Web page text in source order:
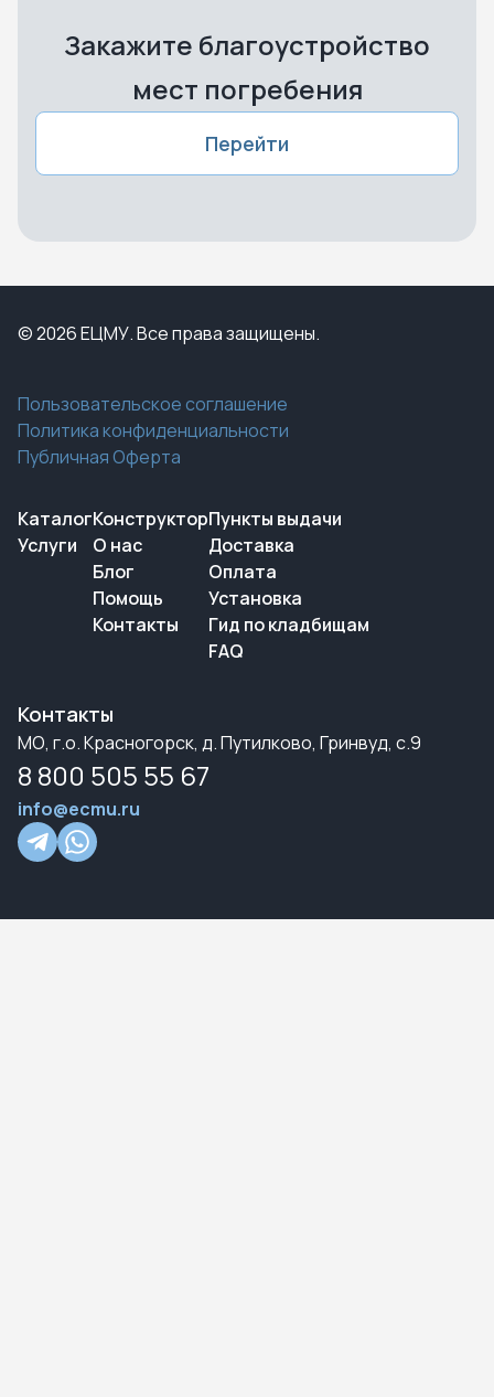
Закажите благоустройство
мест погребения
Перейти
© 2026 ЕЦМУ. Все права защищены.
Пользовательское соглашение
Политика конфиденциальности
Публичная Оферта
Каталог
Услуги
Конструктор
О нас
Блог
Помощь
Контакты
Пункты выдачи
Доставка
Оплата
Установка
Гид по кладбищам
FAQ
Контакты
МО, г.о. Красногорск, д. Путилково, Гринвуд, с.9
8 800 505 55 67
info@ecmu.ru